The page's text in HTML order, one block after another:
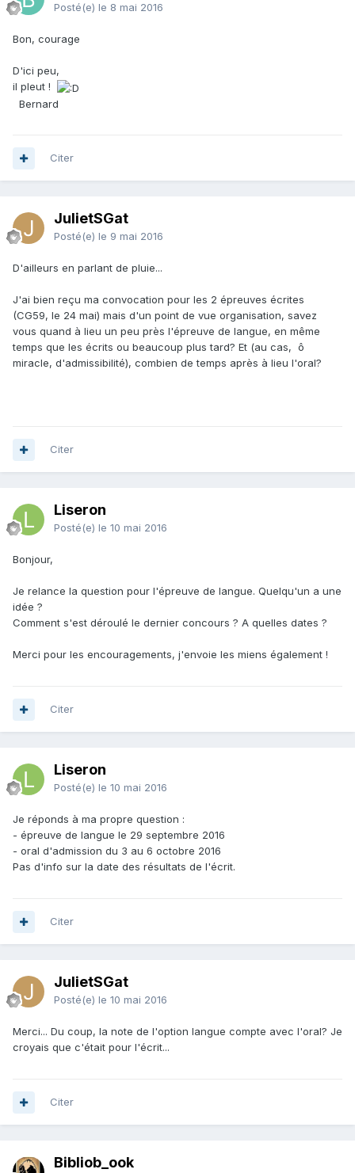
Posté(e) le 8 mai 2016
Bon, courage
D'ici peu,
il pleut !
Bernard
Citer
JulietSGat
Posté(e) le 9 mai 2016
D'ailleurs en parlant de pluie...
J'ai bien reçu ma convocation pour les 2 épreuves écrites
(CG59, le 24 mai) mais d'un point de vue organisation, savez
vous quand à lieu un peu près l'épreuve de langue, en même
temps que les écrits ou beaucoup plus tard? Et (au cas, ô
miracle, d'admissibilité), combien de temps après à lieu l'oral?
Citer
Liseron
Posté(e) le 10 mai 2016
Bonjour,
Je relance la question pour l'épreuve de langue. Quelqu'un a une
idée ?
Comment s'est déroulé le dernier concours ? A quelles dates ?
Merci pour les encouragements, j'envoie les miens également !
Citer
Liseron
Posté(e) le 10 mai 2016
Je réponds à ma propre question :
- épreuve de langue le 29 septembre 2016
- oral d'admission du 3 au 6 octobre 2016
Pas d'info sur la date des résultats de l'écrit.
Citer
JulietSGat
Posté(e) le 10 mai 2016
Merci... Du coup, la note de l'option langue compte avec l'oral? Je
croyais que c'était pour l'écrit...
Citer
Bibliob_ook